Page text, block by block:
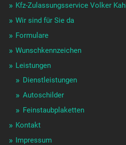
Kfz-Zulassungsservice Volker Kahl
Wir sind für Sie da
Formulare
Wunschkennzeichen
Leistungen
Dienstleistungen
Autoschilder
Feinstaubplaketten
Kontakt
Impressum